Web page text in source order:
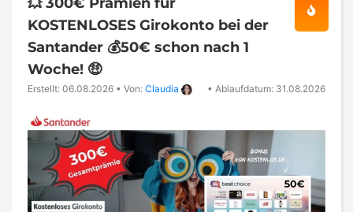
KOSTENLOSES Girokonto bei der
Santander 💰50€ schon nach 1
Woche! 🤑
Erstellt: 06.08.2026 • Von: Claudia • Ablaufdatum: 31.08.2026